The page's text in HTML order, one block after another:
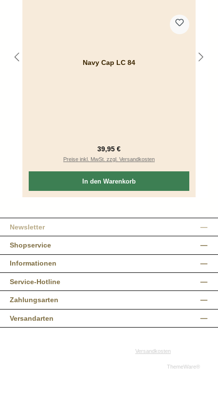
Navy Cap LC 84
Regulärer Preis:
39,95 €
Preise inkl. MwSt. zzgl. Versandkosten
In den Warenkorb
Newsletter
Shopservice
Informationen
Service-Hotline
Zahlungsarten
Versandarten
Versandkosten
ThemeWare®